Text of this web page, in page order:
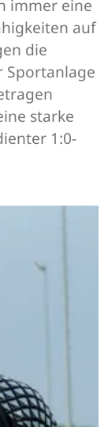
immer eine
auf
die
Sportanlage
starke
1:0-